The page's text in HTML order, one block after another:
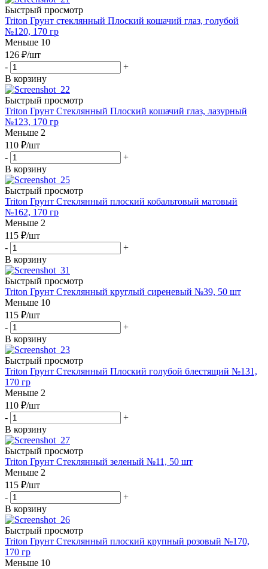
Быстрый просмотр
Triton Грунт стеклянный Плоский кошачий глаз, голубой
№120, 170 гр
Меньше 10
126 ₽/шт
-
+
В корзину
Быстрый просмотр
Triton Грунт Стеклянный Плоский кошачий глаз, лазурный
№123, 170 гр
Меньше 2
110 ₽/шт
-
+
В корзину
Быстрый просмотр
Triton Грунт Стеклянный плоский кобальтовый матовый
№162, 170 гр
Меньше 2
115 ₽/шт
-
+
В корзину
Быстрый просмотр
Triton Грунт Стеклянный круглый сиреневый №39, 50 шт
Меньше 10
115 ₽/шт
-
+
В корзину
Быстрый просмотр
Triton Грунт Стеклянный Плоский голубой блестящий №131,
170 гр
Меньше 2
110 ₽/шт
-
+
В корзину
Быстрый просмотр
Triton Грунт Стеклянный зеленый №11, 50 шт
Меньше 2
115 ₽/шт
-
+
В корзину
Быстрый просмотр
Triton Грунт Стеклянный плоский крупный розовый №170,
170 гр
Меньше 10